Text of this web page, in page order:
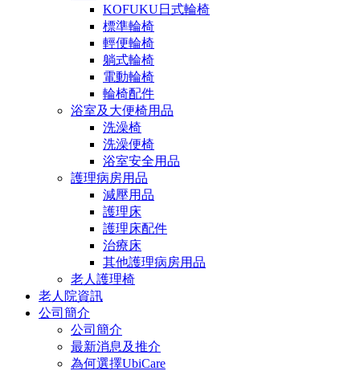
KOFUKU日式輪椅
標準輪椅
輕便輪椅
躺式輪椅
電動輪椅
輪椅配件
浴室及大便椅用品
洗澡椅
洗澡便椅
浴室安全用品
護理病房用品
減壓用品
護理床
護理床配件
治療床
其他護理病房用品
老人護理椅
老人院資訊
公司簡介
公司簡介
最新消息及推介
為何選擇UbiCare